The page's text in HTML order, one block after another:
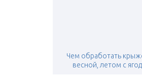
Чем обработать
весной, летом с